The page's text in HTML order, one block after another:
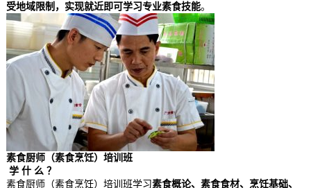
受地域限制，实现就近即可学习专业素食技能。
素食厨师（素食烹饪）培训班
学 什 么 ？
素食厨师（素食烹饪）培训班学习素食概论、素食食材、烹饪基础、